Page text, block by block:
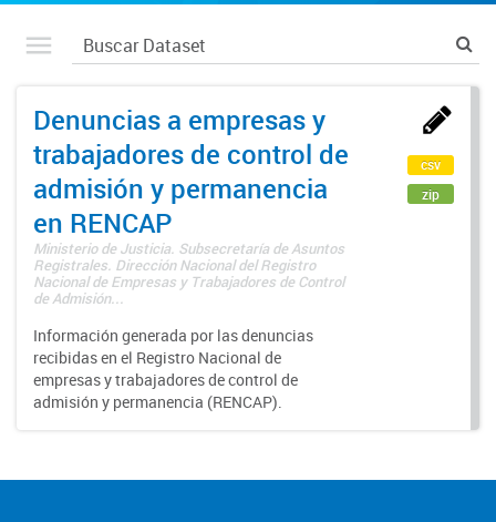
Denuncias a empresas y
trabajadores de control de
admisión y permanencia
en RENCAP
Ministerio de Justicia. Subsecretaría de Asuntos
Registrales. Dirección Nacional del Registro
Nacional de Empresas y Trabajadores de Control
de Admisión...
Información generada por las denuncias
recibidas en el Registro Nacional de
empresas y trabajadores de control de
admisión y permanencia (RENCAP).
csv
zip